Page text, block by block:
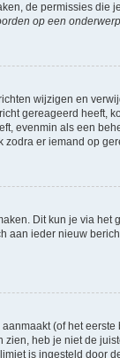
de permissies
op een
wijzigen en
gereageerd
evenmin als een
er iemand op
Dit kun je via
aan ieder nieuw
(of het
heb je niet de
is ingesteld door